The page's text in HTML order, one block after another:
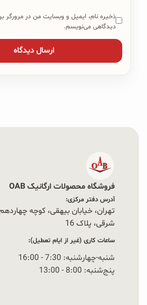
ذخیره نام، ایمیل و وبسایت من در مرورگر
دیدگاهی می‌نویسم.
فروشگاه محصولات ارگانیک OAB
آدرس دفتر مرکزی:
تهران، خیابان بیهقی، کوچه
شرقی، پلاک 16‭
ساعات کاری (غیر از ایام تعطیل):
شنبه-چهارشنبه: 7:30 - 16:00
پنج‌شنبه: 8:00 - 13:00